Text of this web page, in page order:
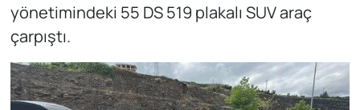
yönetimindeki 55 DS 519 plakalı SUV araç
çarpıştı.